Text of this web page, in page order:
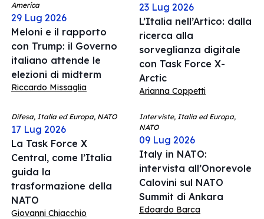
America
29 Lug 2026
Meloni e il rapporto
con Trump: il Governo
italiano attende le
elezioni di midterm
Riccardo Missaglia
23 Lug 2026
L’Italia nell’Artico: dalla
ricerca alla
sorveglianza digitale
con Task Force X-
Arctic
Arianna Coppetti
Difesa, Italia ed Europa, NATO
17 Lug 2026
La Task Force X
Central, come l’Italia
guida la
trasformazione della
NATO
Giovanni Chiacchio
Interviste, Italia ed Europa,
NATO
09 Lug 2026
Italy in NATO:
intervista all’Onorevole
Calovini sul NATO
Summit di Ankara
Edoardo Barca